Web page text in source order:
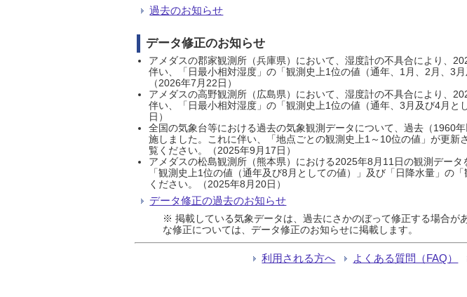
過去のお知らせ
データ修正のお知らせ
アメダスの郡家観測所（兵庫県）において、湿度計の不具合により、
伴い、「日最小相対湿度」の「観測史上1位の値（通年、1月、2月、3
（2026年7月22日）
アメダスの高野観測所（広島県）において、湿度計の不具合により、
伴い、「日最小相対湿度」の「観測史上1位の値（通年、3月及び4月
日）
全国の気象台等における過去の気象観測データについて、過去（1960
施しました。これに伴い、「地点ごとの観測史上1～10位の値」が更新
覧ください。（2025年9月17日）
アメダスの松島観測所（熊本県）における2025年8月11日の観測デー
「観測史上1位の値（通年及び8月としての値）」及び「日降水量」の
ください。（2025年8月20日）
データ修正の過去のお知らせ
※ 掲載している気象データは、過去にさかのぼって修正する場合が
な修正については、データ修正のお知らせに掲載します。
利用される方へ よくある質問（FAQ）